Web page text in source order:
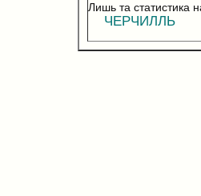
Лишь та статистика
ЧЕРЧИЛЛЬ